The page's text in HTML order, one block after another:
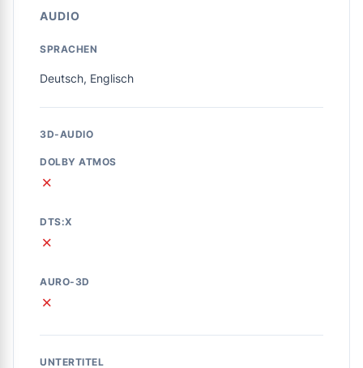
AUDIO
SPRACHEN
Deutsch, Englisch
3D-AUDIO
DOLBY ATMOS
✗
DTS:X
✗
AURO-3D
✗
UNTERTITEL